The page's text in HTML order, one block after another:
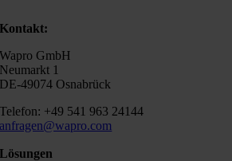
Kontakt:
Wapro GmbH
Neumarkt 1
DE-49074 Osnabrück
Telefon: +49 541 963 24144
anfragen@wapro.com
Lösungen